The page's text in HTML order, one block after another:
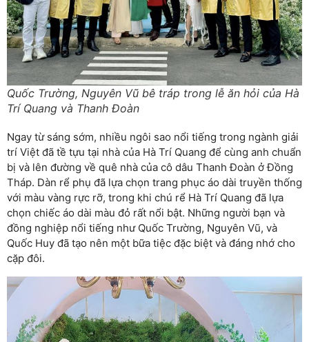
Quốc Trường, Nguyên Vũ bê tráp trong lễ ăn hỏi của Hà
Trí Quang và Thanh Đoàn
Ngay từ sáng sớm, nhiều ngôi sao nổi tiếng trong ngành giải
trí Việt đã tề tựu tại nhà của Hà Trí Quang để cùng anh chuẩn
bị và lên đường về quê nhà của cô dâu Thanh Đoàn ở Đồng
Tháp. Dàn rể phụ đã lựa chọn trang phục áo dài truyền thống
với màu vàng rực rỡ, trong khi chú rể Hà Trí Quang đã lựa
chọn chiếc áo dài màu đỏ rất nổi bật. Những người bạn và
đồng nghiệp nổi tiếng như Quốc Trường, Nguyên Vũ, và
Quốc Huy đã tạo nên một bữa tiệc đặc biệt và đáng nhớ cho
cặp đôi.